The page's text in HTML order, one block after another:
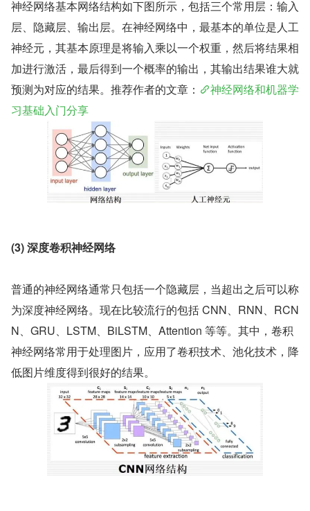
神经网络基本网络结构如下图所示，包括三个常用层：输入
层、隐藏层、输出层。在神经网络中，最基本的单位是人工
神经元，其基本原理是将输入乘以一个权重，然后将结果相
加进行激活，最后得到一个概率的输出，其输出结果谁大就
预测为对应的结果。推荐作者的文章：
神经网络和机器学
习基础入门分享
(3) 深度卷积神经网络
普通的神经网络通常只包括一个隐藏层，当超出之后可以称
为深度神经网络。现在比较流行的包括 CNN、RNN、RCN
N、GRU、LSTM、BiLSTM、Attention 等等。其中，卷积
神经网络常用于处理图片，应用了卷积技术、池化技术，降
低图片维度得到很好的结果。